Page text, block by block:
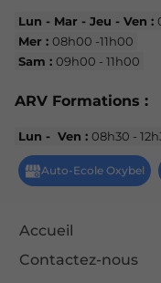
Lun - Mar - Jeu - Ven :
Mer :08h00 -11h00
Sam :09h00 - 11h00
ARV Formations :
Lun - Ven :08h30 -
Accueil
Contactez-nous